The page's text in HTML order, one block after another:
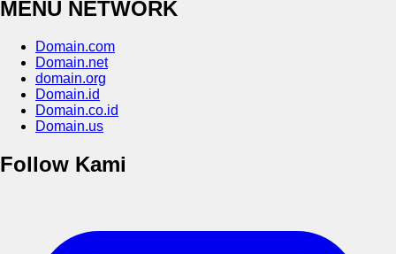
MENU NETWORK
Domain.com
Domain.net
domain.org
Domain.id
Domain.co.id
Domain.us
Follow Kami